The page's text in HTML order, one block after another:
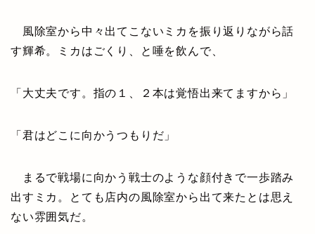
風除室から中々出てこないミカを振り返りながら話
す輝希。ミカはごくり、と唾を飲んで、
「大丈夫です。指の１、２本は覚悟出来てますから」
「君はどこに向かうつもりだ」
まるで戦場に向かう戦士のような顔付きで一歩踏み
出すミカ。とても店内の風除室から出て来たとは思え
ない雰囲気だ。